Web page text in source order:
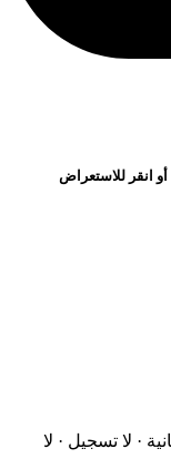
· لا تسجيل · لا